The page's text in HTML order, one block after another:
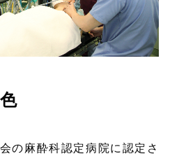
の麻酔科認定病院に認定さ